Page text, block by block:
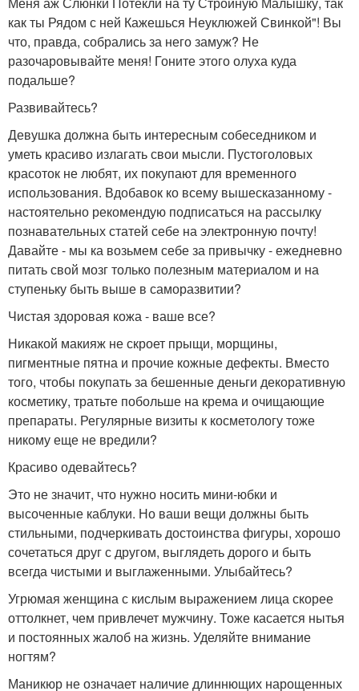
как ты Рядом с ней Кажешься Неуклюжей Свинкой"! Вы
что, правда, собрались за него замуж? Не
разочаровывайте меня! Гоните этого олуха куда
подальше?
Развивайтесь?
Девушка должна быть интересным собеседником и
уметь красиво излагать свои мысли. Пустоголовых
красоток не любят, их покупают для временного
использования. Вдобавок ко всему вышесказанному -
настоятельно рекомендую подписаться на рассылку
познавательных статей себе на электронную почту!
Давайте - мы ка возьмем себе за привычку - ежедневно
питать свой мозг только полезным материалом и на
ступеньку быть выше в саморазвитии?
Чистая здоровая кожа - ваше все?
Никакой макияж не скроет прыщи, морщины,
пигментные пятна и прочие кожные дефекты. Вместо
того, чтобы покупать за бешенные деньги декоративную
косметику, тратьте побольше на крема и очищающие
препараты. Регулярные визиты к косметологу тоже
никому еще не вредили?
Красиво одевайтесь?
Это не значит, что нужно носить мини-юбки и
высоченные каблуки. Но ваши вещи должны быть
стильными, подчеркивать достоинства фигуры, хорошо
сочетаться друг с другом, выглядеть дорого и быть
всегда чистыми и выглаженными. Улыбайтесь?
Угрюмая женщина с кислым выражением лица скорее
оттолкнет, чем привлечет мужчину. Тоже касается нытья
и постоянных жалоб на жизнь. Уделяйте внимание
ногтям?
Маникюр не означает наличие длиннющих нарощенных